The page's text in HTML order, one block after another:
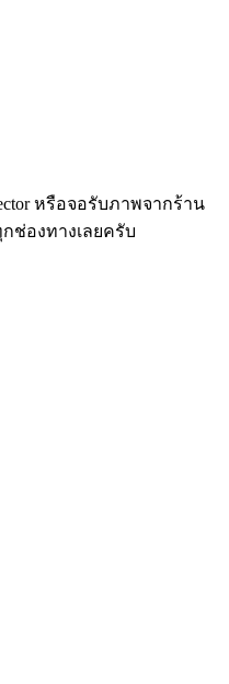
หรือจอรับภาพจากร้าน
ช่องทางเลยครับ